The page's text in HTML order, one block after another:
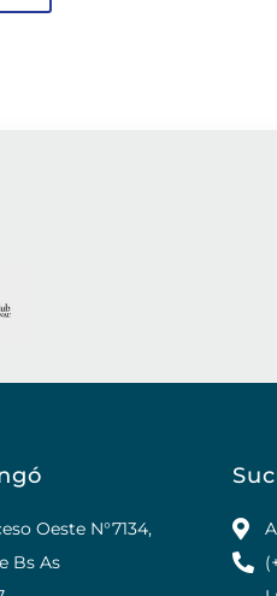
Oeste N°7134,
Bs As